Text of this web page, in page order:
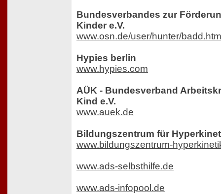
Bundesverbandes zur
Kinder e.V.
www.osn.de/user/hunter/badd.htm
Hypies berlin
www.hypies.com
AÜK - Bundesverband
Kind e.V.
www.auek.de
Bildungszentrum für
www.bildungszentrum-
www.ads-selbsthilfe.de
www.ads-infopool.de